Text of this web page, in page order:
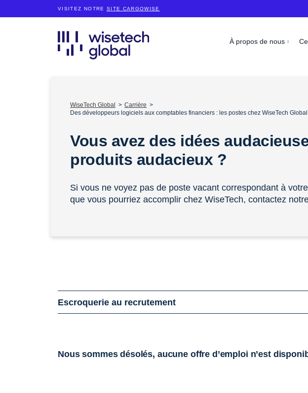
VISITEZ NOTRE SITE CARGOWISE
À propos de nous
WiseTech Global
Carrière
Des développeurs logiciels aux comptables financiers : les postes chez WiseTech Global
Vous avez des idées
produits audacieux ?
Si vous ne voyez pas de poste vacant correspondant à
que vous pourriez accomplir chez WiseTech, contactez
Escroquerie au recrutement
Nous sommes désolés, aucune offre d’emploi n’est